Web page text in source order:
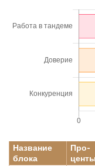
Название
блока
Про-
центы